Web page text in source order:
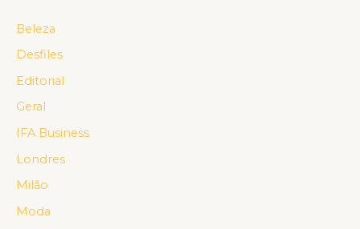
Beleza
Desfiles
Editorial
Geral
IFA Business
Londres
Milão
Moda